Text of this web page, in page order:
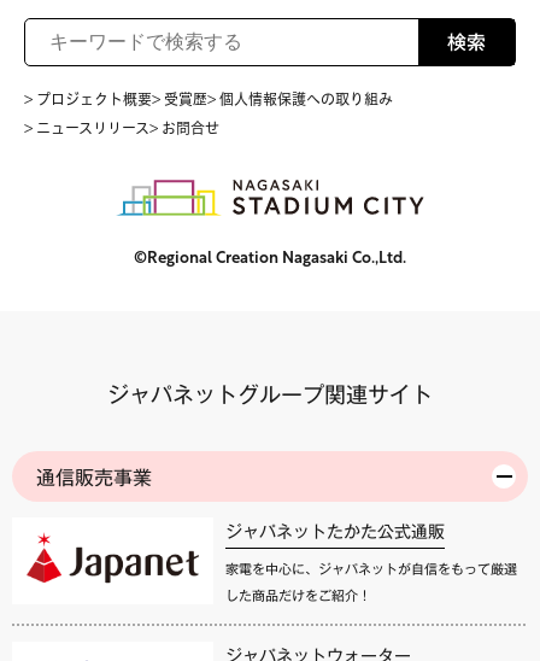
検索
> プロジェクト概要> 受賞歴> 個人情報保護への取り組み
> ニュースリリース> お問合せ
©Regional Creation Nagasaki Co.,Ltd.
ジャパネットグループ関連サイト
通信販売事業
ジャパネットたかた公式通販
家電を中心に、ジャパネットが自信をもって厳選
した商品だけをご紹介！
ジャパネットウォーター